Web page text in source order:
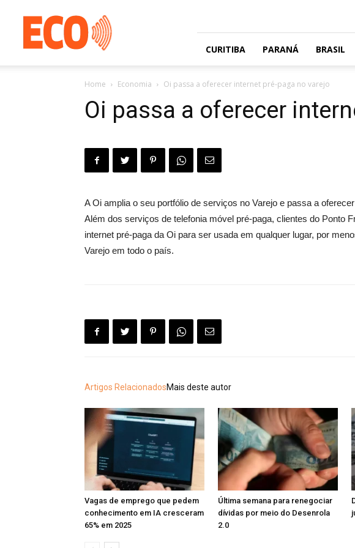
gratuito
com
circulação
CURITIBA PARANÁ BRASIL
Home Economia Oi passa a oferecer internet pré-paga no varejo
Oi passa a oferecer
A Oi amplia o seu portfólio de serviços no Varejo e passa a
Além dos serviços de telefonia móvel pré-paga, clientes do Ponto
internet pré-paga da Oi para ser usada em qualquer lugar, por
Varejo em todo o país.
Artigos RelacionadosMais deste autor
Vagas de emprego que pedem
conhecimento em IA cresceram
65% em 2025
Última semana para renegociar
dívidas por meio do Desenrola
2.0